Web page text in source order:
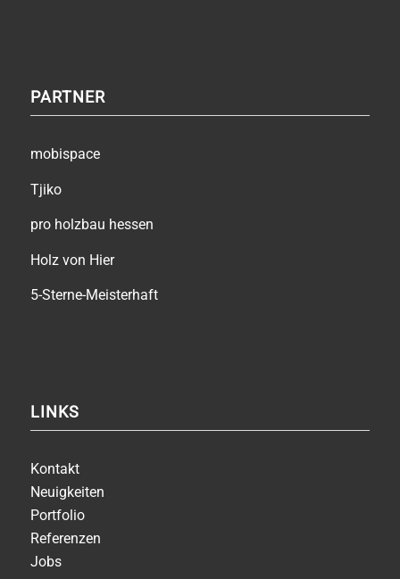
PARTNER
mobispace
Tjiko
pro holzbau hessen
Holz von Hier
5-Sterne-Meisterhaft
LINKS
Kontakt
Neuigkeiten
Portfolio
Referenzen
Jobs